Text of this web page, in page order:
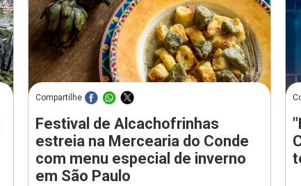
Compartilhe
Festival de Alcachofrinhas
estreia na Mercearia do Conde
com menu especial de inverno
em São Paulo